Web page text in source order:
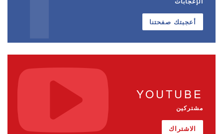
أعجبتك صفحتنا
YOUTUBE
مشتركين
الاشتراك